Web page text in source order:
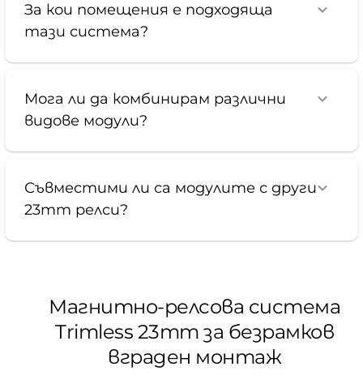
За кои помещения е подходяща
тази система?
Мога ли да комбинирам различни
видове модули?
Съвместими ли са модулите с други
23mm релси?
Магнитно-релсова система
Trimless 23mm за безрамков
вграден монтаж